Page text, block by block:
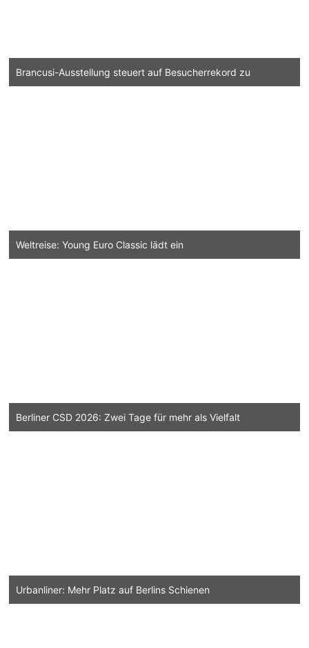
Brancusi-Ausstellung steuert auf Besucherrekord zu
Weltreise: Young Euro Classic lädt ein
Berliner CSD 2026: Zwei Tage für mehr als Vielfalt
Urbanliner: Mehr Platz auf Berlins Schienen